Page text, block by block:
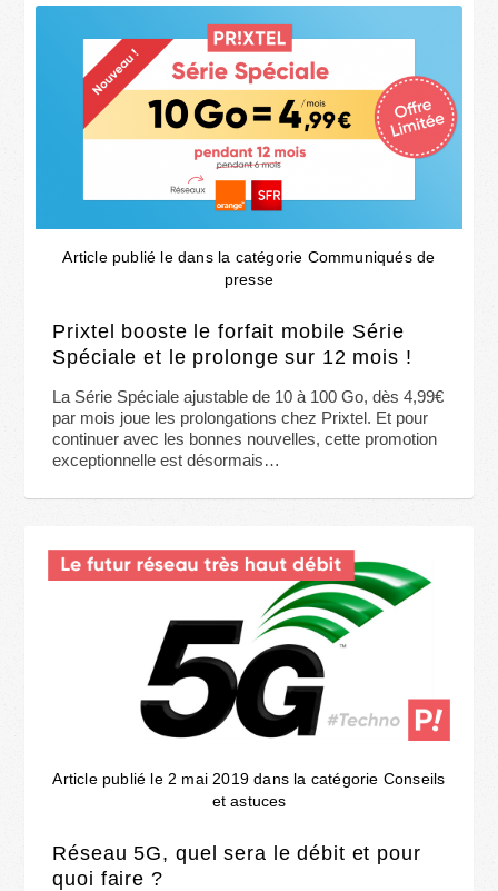
Article publié le dans la catégorie Communiqués de
presse
Prixtel booste le forfait mobile Série
Spéciale et le prolonge sur 12 mois !
La Série Spéciale ajustable de 10 à 100 Go, dès 4,99€
par mois joue les prolongations chez Prixtel. Et pour
continuer avec les bonnes nouvelles, cette promotion
exceptionnelle est désormais…
Article publié le 2 mai 2019 dans la catégorie Conseils
et astuces
Réseau 5G, quel sera le débit et pour
quoi faire ?